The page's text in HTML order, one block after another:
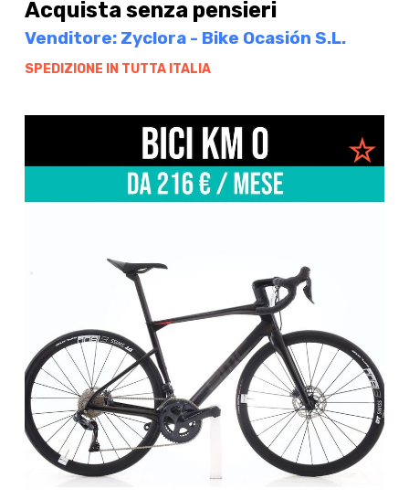
Acquista senza pensieri
Venditore: Zyclora - Bike Ocasión S.L.
SPEDIZIONE IN TUTTA ITALIA